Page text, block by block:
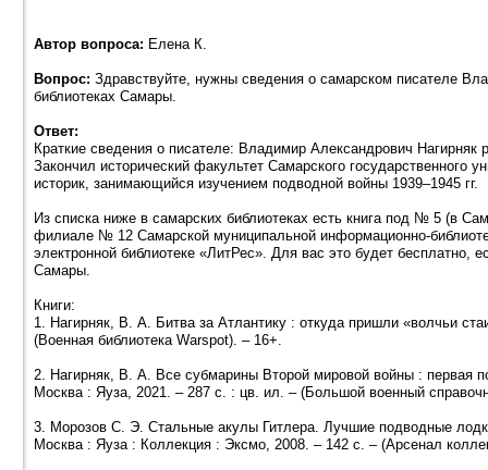
Автор вопроса: Елена К.
Вопрос: Здравствуйте, нужны сведения о самарском писателе
библиотеках Самары.
Ответ:
Краткие сведения о писателе: Владимир Александрович
Закончил исторический факультет Самарского государственного
историк, занимающийся изучением подводной войны 1939–1945 гг.
Из списка ниже в самарских библиотеках есть книга под № 5 (в
филиале № 12 Самарской муниципальной информационно-
электронной библиотеке «ЛитРес». Для вас это будет бесплатно,
Самары.
Книги:
1. Нагирняк, В. А. Битва за Атлантику : откуда пришли «волчьи
(Военная библиотека Warspot). – 16+.
2. Нагирняк, В. А. Все субмарины Второй мировой войны : первая
Москва : Яуза, 2021. – 287 с. : цв. ил. – (Большой военный
3. Морозов С. Э. Стальные акулы Гитлера. Лучшие подводные
Москва : Яуза : Коллекция : Эксмо, 2008. – 142 с. – (Арсенал